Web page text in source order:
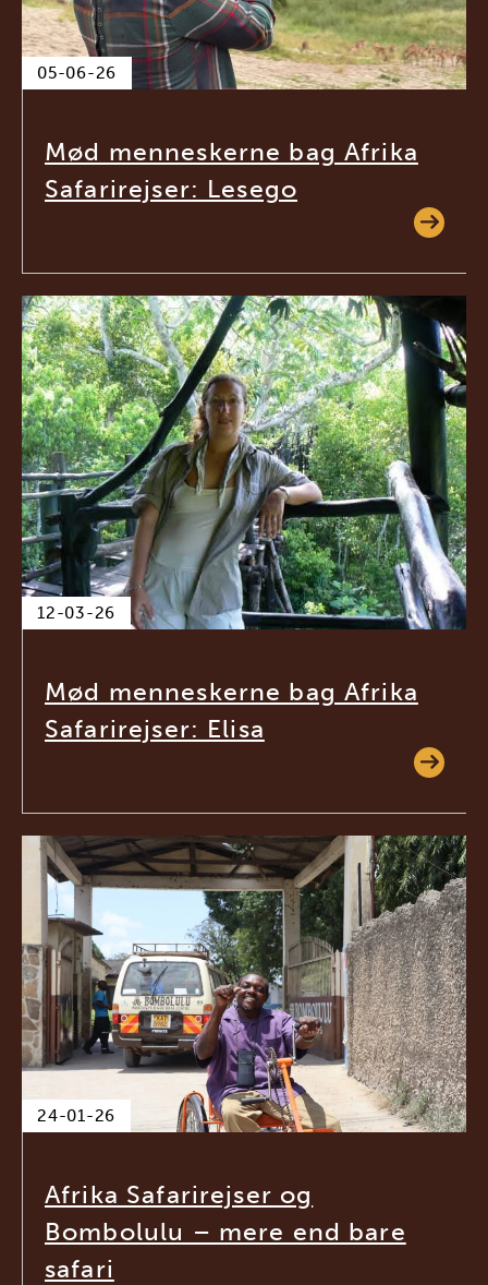
05-06-26
Mød menneskerne bag Afrika
Safarirejser: Lesego
12-03-26
Mød menneskerne bag Afrika
Safarirejser: Elisa
24-01-26
Afrika Safarirejser og
Bombolulu – mere end bare
safari